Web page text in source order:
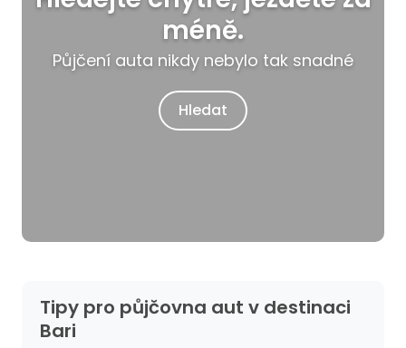
méně.
Půjčení auta nikdy nebylo tak snadné
Hledat
Tipy pro půjčovna aut v destinaci
Bari